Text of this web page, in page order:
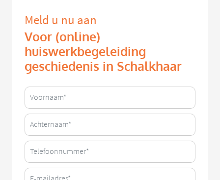
Meld u nu aan
Voor (online)
huiswerkbegeleiding
geschiedenis in Schalkhaar